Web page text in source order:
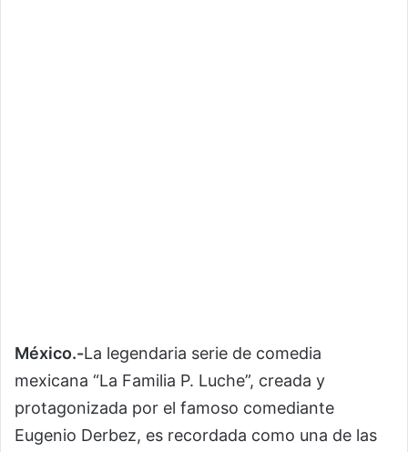
México.-La legendaria serie de comedia
mexicana “La Familia P. Luche”, creada y
protagonizada por el famoso comediante
Eugenio Derbez, es recordada como una de las